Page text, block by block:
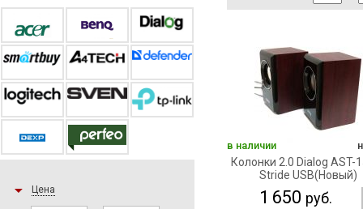
Цена
в наличии
Колонки 2.0 Dialog AST-
Stride USB(Новый)
1 650 руб.